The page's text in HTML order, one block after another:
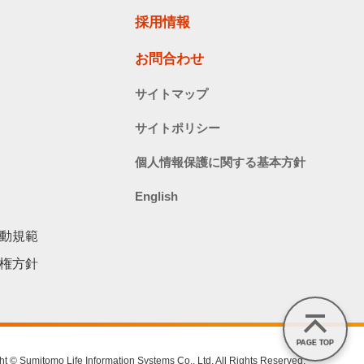
PAGE TOP
規範
方針
採用情報
お問合わせ
サイトマップ
サイトポリシー
個人情報保護に関する基本方針
English
© Sumitomo Life Information Systems Co., Ltd. All Rights Reserved.